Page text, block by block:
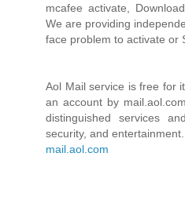
mcafee activate,
We are providing
face problem to activate or
Aol Mail service is free for
an account by
distinguished services
security, and entertainment.
mail.aol.com